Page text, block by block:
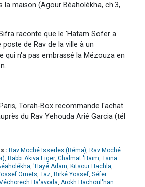
la maison (Agour Béaholékha, ch.3,
raconte que le 'Hatam Sofer a
de Rav de la ville à un
qui n'a pas embrassé la Mézouza en
Torah-Box recommande l'achat
du Rav Yehouda Arié Garcia (tél
: Rav Moché Isserles (Réma), Rav Moché
, Rabbi Akiva Eiger, Chalmat 'Haïm, Tsina
, 'Hayé Adam, Kitsour Hachla,
Omets, Taz, Birké Yossef, Séfer
Ha'avoda, Arokh Hachoul'han.